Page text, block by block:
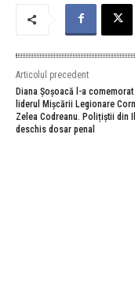
Articolul precedent
Diana Șoșoacă l-a comemorat
liderul Mișcării Legionare
Zelea Codreanu. Polițiștii din
deschis dosar penal